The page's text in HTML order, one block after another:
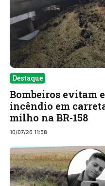
Destaque
Bombeiros evitam
incêndio em
milho na BR-158
10/07/26 11:58